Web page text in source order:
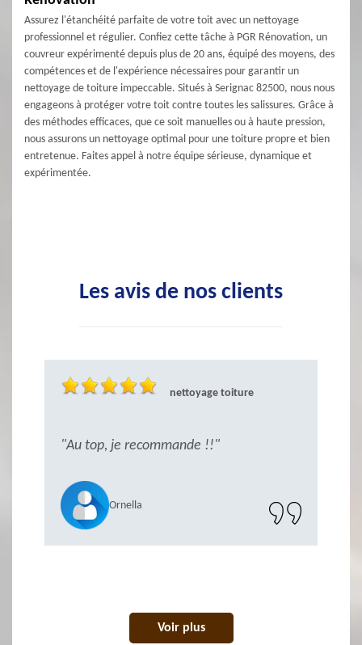
Assurez l'étanchéité parfaite de votre toit avec un nettoyage
professionnel et régulier. Confiez cette tâche à PGR Rénovation, un
couvreur expérimenté depuis plus de 20 ans, équipé des moyens, des
compétences et de l'expérience nécessaires pour garantir un
nettoyage de toiture impeccable. Situés à Serignac 82500, nous nous
engageons à protéger votre toit contre toutes les salissures. Grâce à
des méthodes efficaces, que ce soit manuelles ou à haute pression,
nous assurons un nettoyage optimal pour une toiture propre et bien
entretenue. Faites appel à notre équipe sérieuse, dynamique et
expérimentée.
Les avis de nos clients
nettoyage toiture
"Au top, je recommande !!"
Ornella
Voir plus